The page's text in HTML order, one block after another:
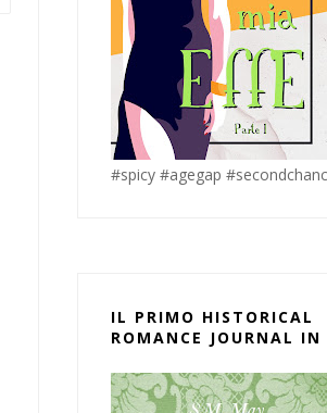
#spicy #agegap
IL PRIMO HISTORICAL
ROMANCE JOURNAL